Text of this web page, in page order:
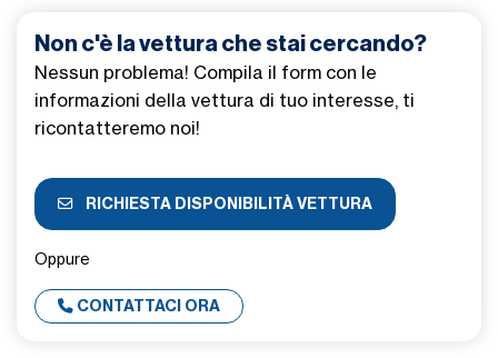
Non c'è la vettura che stai cercando?
Nessun problema! Compila il form con le
informazioni della vettura di tuo interesse, ti
ricontatteremo noi!
RICHIESTA DISPONIBILITÀ VETTURA
Oppure
CONTATTACI ORA